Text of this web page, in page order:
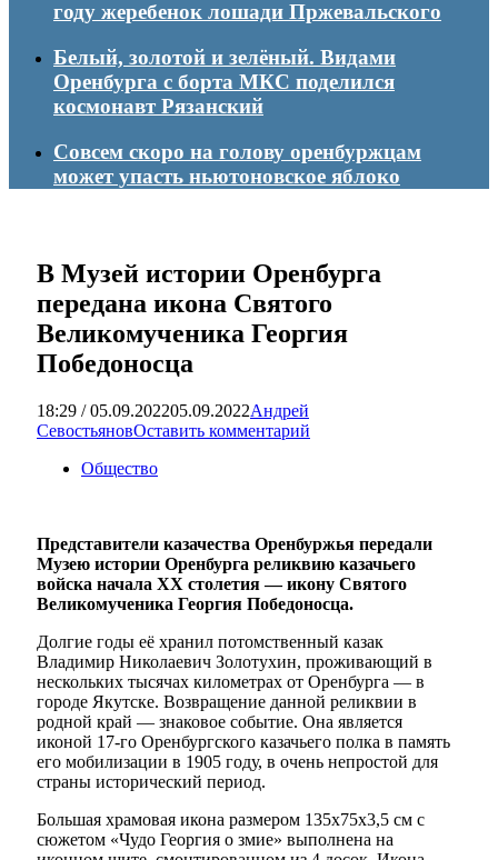
году жеребенок лошади Пржевальского
Белый, золотой и зелёный. Видами
Оренбурга с борта МКС поделился
космонавт Рязанский
Совсем скоро на голову оренбуржцам
может упасть ньютоновское яблоко
В Музей истории Оренбурга
передана икона Святого
Великомученика Георгия
Победоносца
18:29 / 05.09.202205.09.2022Андрей
СевостьяновОставить комментарий
Общество
Представители казачества Оренбуржья передали
Музею истории Оренбурга реликвию казачьего
войска начала XX столетия — икону Святого
Великомученика Георгия Победоносца.
Долгие годы её хранил потомственный казак
Владимир Николаевич Золотухин, проживающий в
нескольких тысячах километрах от Оренбурга — в
городе Якутске. Возвращение данной реликвии в
родной край — знаковое событие. Она является
иконой 17-го Оренбургского казачьего полка в память
его мобилизации в 1905 году, в очень непростой для
страны исторический период.
Большая храмовая икона размером 135х75х3,5 см с
сюжетом «Чудо Георгия о змие» выполнена на